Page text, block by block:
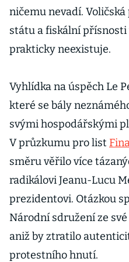
ničemu nevadí.
státu a fiskální přísnosti
prakticky neexistuje.
Vyhlídka na úspěch Le
které se bály
svými hospodářskými
V průzkumu pro list
směru věřilo více
radikálovi Jeanu-Lucu
prezidentovi. Otázkou
Národní sdružení ze
aniž by ztratilo
protestního hnutí.